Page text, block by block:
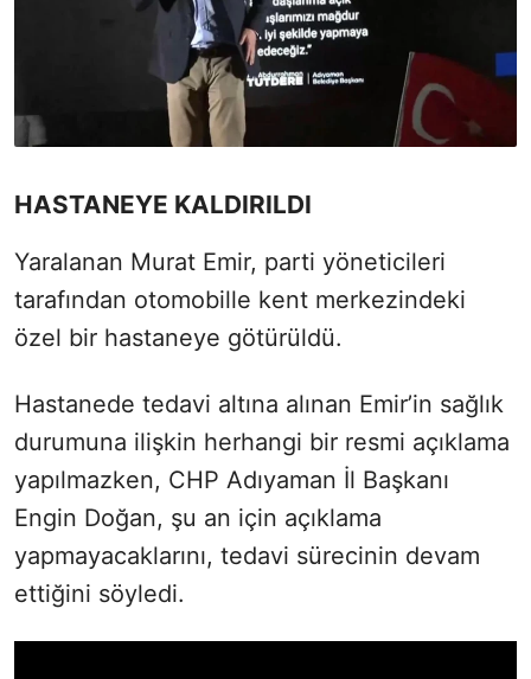
HASTANEYE KALDIRILDI
Yaralanan Murat Emir, parti yöneticileri
tarafından otomobille kent merkezindeki
özel bir hastaneye götürüldü.
Hastanede tedavi altına alınan Emir’in sağlık
durumuna ilişkin herhangi bir resmi açıklama
yapılmazken, CHP Adıyaman İl Başkanı
Engin Doğan, şu an için açıklama
yapmayacaklarını, tedavi sürecinin devam
ettiğini söyledi.